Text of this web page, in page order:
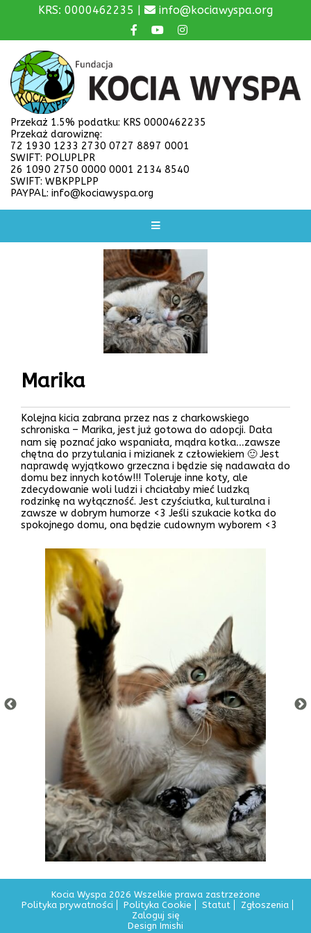
KRS: 0000462235 | info@kociawyspa.org
Przekaż 1.5% podatku: KRS 0000462235
Przekaż darowiznę:
72 1930 1233 2730 0727 8897 0001
SWIFT: POLUPLPR
26 1090 2750 0000 0001 2134 8540
SWIFT: WBKPPLPP
PAYPAL: info@kociawyspa.org
Marika
Kolejna kicia zabrana przez nas z charkowskiego
schroniska – Marika, jest już gotowa do adopcji. Dała
nam się poznać jako wspaniała, mądra kotka…zawsze
chętna do przytulania i mizianek z człowiekiem 🙂 Jest
naprawdę wyjątkowo grzeczna i będzie się nadawała do
domu bez innych kotów!!! Toleruje inne koty, ale
zdecydowanie woli ludzi i chciałaby mieć ludzką
rodzinkę na wyłączność. Jest czyściutka, kulturalna i
zawsze w dobrym humorze <3 Jeśli szukacie kotka do
spokojnego domu, ona będzie cudownym wyborem <3
Kocia Wyspa 2026 Wszelkie prawa zastrzeżone
Polityka prywatności
Polityka Cookie Statut
Zgłoszenia
Zaloguj się
Design Imishi